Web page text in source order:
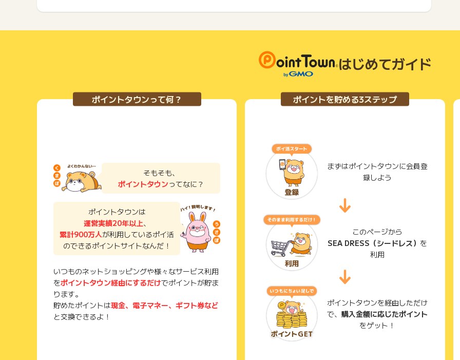
はじめてガイド
ポイントタウンって何？
そもそも、
ポイントタウンってなに？
ポイントタウンは
運営実績20年以上、
累計900万人が利用しているポイ活
のできるポイントサイトなんだ！
いつものネットショッピングや様々なサービス利用
をポイントタウン経由にするだけでポイントが貯ま
ります。
貯めたポイントは現金、電子マネー、ギフト券など
と交換できるよ！
ポイントを貯める3ステップ
まずはポイントタウンに会員登
録しよう
このページから
SEA DRESS（シードレス） を
利用
ポイントタウンを経由しただけ
で、 購入金額に応じたポイント
をゲット！